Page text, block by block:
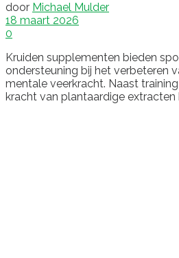
door Michael Mulder
18 maart 2026
0
Kruiden supplementen bieden
ondersteuning bij het verbeteren
mentale veerkracht. Naast
kracht van plantaardige extracten